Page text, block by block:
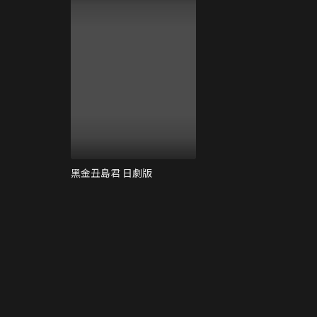
黑金丑島君 日劇版